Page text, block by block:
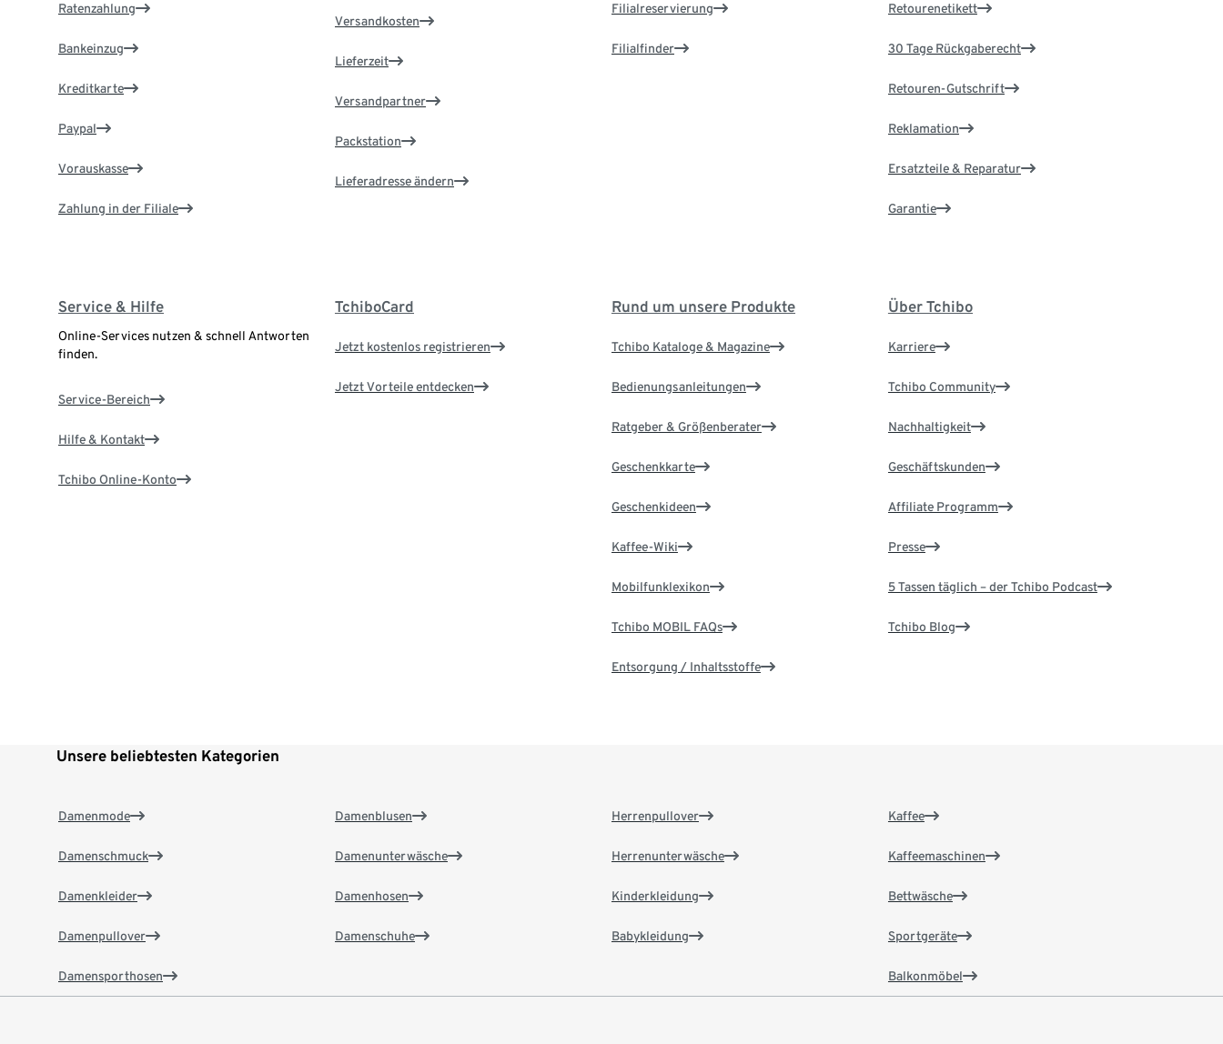
Ratenzahlung
Bankeinzug
Kreditkarte
Paypal
Vorauskasse
Zahlung in der Filiale
Versandkosten
Lieferzeit
Versandpartner
Packstation
Lieferadresse ändern
Filialreservierung
Filialfinder
Retourenetikett
30 Tage Rückgaberecht
Retouren-Gutschrift
Reklamation
Ersatzteile & Reparatur
Garantie
Service & Hilfe
Online-Services nutzen & schnell Antworten
finden.
Service-Bereich
Hilfe & Kontakt
Tchibo Online-Konto
TchiboCard
Jetzt kostenlos registrieren
Jetzt Vorteile entdecken
Rund um unsere Produkte
Tchibo Kataloge & Magazine
Bedienungsanleitungen
Ratgeber & Größenberater
Geschenkkarte
Geschenkideen
Kaffee-Wiki
Mobilfunklexikon
Tchibo MOBIL FAQs
Entsorgung / Inhaltsstoffe
Über Tchibo
Karriere
Tchibo Community
Nachhaltigkeit
Geschäftskunden
Affiliate Programm
Presse
5 Tassen täglich – der Tchibo Podcast
Tchibo Blog
Unsere beliebtesten Kategorien
Damenmode
Damenschmuck
Damenkleider
Damenpullover
Damensporthosen
Damenblusen
Damenunterwäsche
Damenhosen
Damenschuhe
Herrenpullover
Herrenunterwäsche
Kinderkleidung
Babykleidung
Kaffee
Kaffeemaschinen
Bettwäsche
Sportgeräte
Balkonmöbel